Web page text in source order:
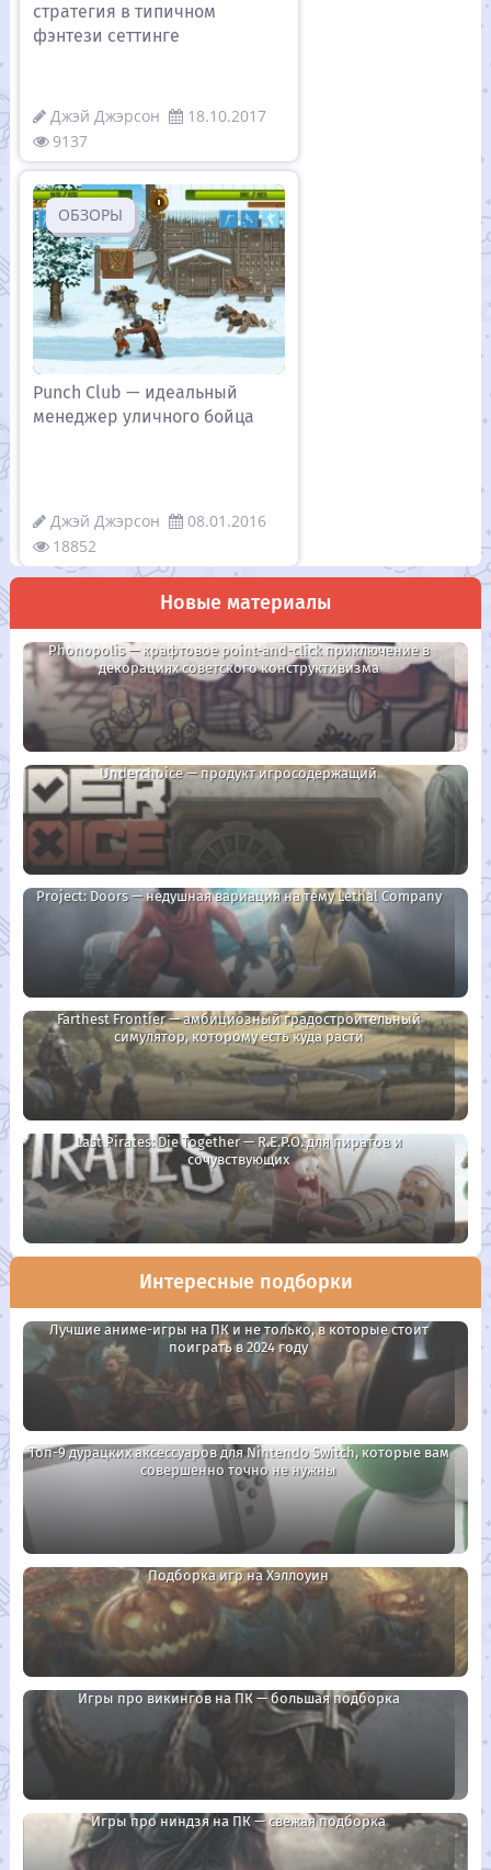
стратегия в типичном
фэнтези сеттинге
Джэй Джэрсон
18.10.2017
9137
ОБЗОРЫ
Punch Club — идеальный
менеджер уличного бойца
Джэй Джэрсон
08.01.2016
18852
Новые материалы
Phonopolis — крафтовое point-and-click приключение в
декорациях советского конструктивизма
Underchoice — продукт игросодержащий
Project: Doors — недушная вариация на тему Lethal Company
Farthest Frontier — амбициозный градостроительный
симулятор, которому есть куда расти
Last Pirates: Die Together — R.E.P.O. для пиратов и
сочувствующих
Интересные подборки
Лучшие аниме-игры на ПК и не только, в которые стоит
поиграть в 2024 году
Топ-9 дурацких аксессуаров для Nintendo Switch, которые вам
совершенно точно не нужны
Подборка игр на Хэллоуин
Игры про викингов на ПК — большая подборка
Игры про ниндзя на ПК — свежая подборка